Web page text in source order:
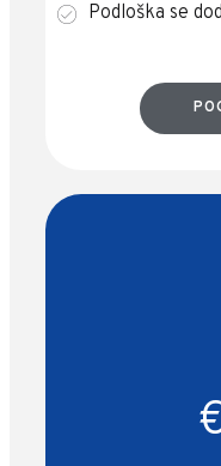
Podloška se